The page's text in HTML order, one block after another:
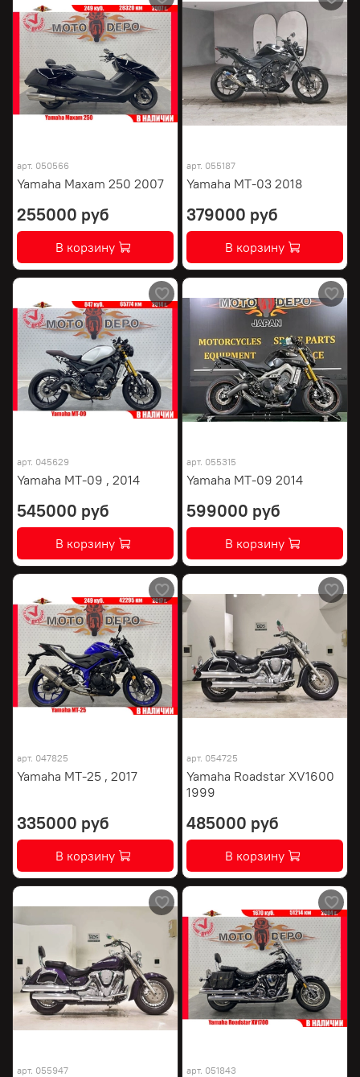
арт. 050566
Yamaha Maxam 250 2007
255000 руб
В корзину
арт. 055187
Yamaha MT-03 2018
379000 руб
В корзину
арт. 045629
Yamaha MT-09 , 2014
545000 руб
В корзину
арт. 055315
Yamaha MT-09 2014
599000 руб
В корзину
арт. 047825
Yamaha MT-25 , 2017
335000 руб
В корзину
арт. 054725
Yamaha Roadstar XV1600
1999
485000 руб
В корзину
арт. 055947 арт. 051843